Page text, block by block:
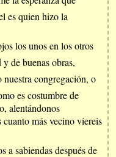
es quien hizo la
los unos en los otros
de buenas obras,
nuestra congregación, o
es costumbre de
alentándonos
más vecino viereis
a sabiendas después de